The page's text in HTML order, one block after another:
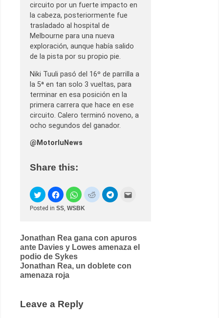
circuito por un fuerte impacto en
la cabeza, posteriormente fue
trasladado al hospital de
Melbourne para una nueva
exploración, aunque había salido
de la pista por su propio pie.
Niki Tuuli pasó del 16º de parrilla a
la 5ª en tan solo 3 vueltas, para
terminar en esa posición en la
primera carrera que hace en ese
circuito. Calero terminó noveno, a
ocho segundos del ganador.
@MotorluNews
Share this:
Posted in SS, WSBK
Post
navigation
Jonathan Rea gana con apuros
ante Davies y Lowes amenaza el
podio de Sykes
Jonathan Rea, un doblete con
amenaza roja
Leave a Reply